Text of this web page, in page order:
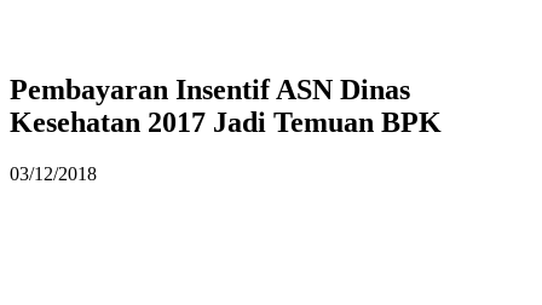
Pembayaran Insentif ASN Dinas
Kesehatan 2017 Jadi Temuan BPK
03/12/2018